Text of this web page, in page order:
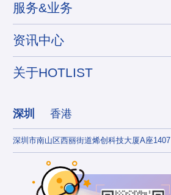
服务&业务
资讯中心
关于HOTLIST
深圳 香港
深圳市南山区西丽街道烯创科技大厦A座1407